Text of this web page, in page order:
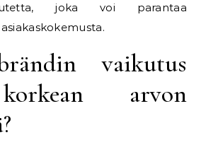
joka voi parantaa
vaikutus
arvon